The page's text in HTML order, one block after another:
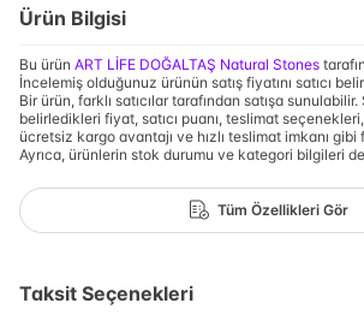
Ürün Bilgisi
Bu ürün ART LİFE DOĞALTAŞ Natural Stones
İncelemiş olduğunuz ürünün satış fiyatını satıcı
Bir ürün, farklı satıcılar tarafından satışa sunulabilir.
belirledikleri fiyat, satıcı puanı, teslimat
ücretsiz kargo avantajı ve hızlı teslimat imkanı gibi
Ayrıca, ürünlerin stok durumu ve kategori bilgileri
Tüm Özellikleri Gör
Taksit Seçenekleri